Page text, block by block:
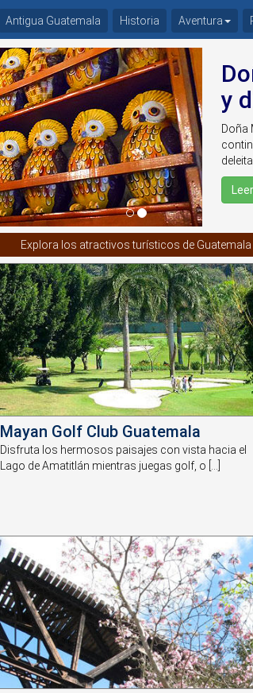
y
Doña
Explora los atractivos turísticos de Guatemala
Mayan Golf Club Guatemala
Disfruta los hermosos paisajes con vista hacia el
Lago de Amatitlán mientras juegas golf, o [...]
Antigua Guatemala Historia Aventura